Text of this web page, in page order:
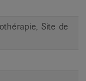
Site de